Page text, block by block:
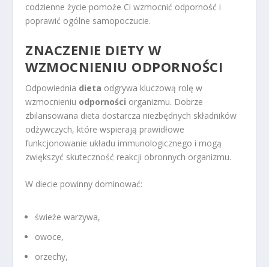
codzienne życie pomoże Ci wzmocnić odporność i
poprawić ogólne samopoczucie.
ZNACZENIE DIETY W
WZMOCNIENIU ODPORNOŚCI
Odpowiednia dieta odgrywa kluczową rolę w
wzmocnieniu odporności organizmu. Dobrze
zbilansowana dieta dostarcza niezbędnych składników
odżywczych, które wspierają prawidłowe
funkcjonowanie układu immunologicznego i mogą
zwiększyć skuteczność reakcji obronnych organizmu.
W diecie powinny dominować:
świeże warzywa,
owoce,
orzechy,